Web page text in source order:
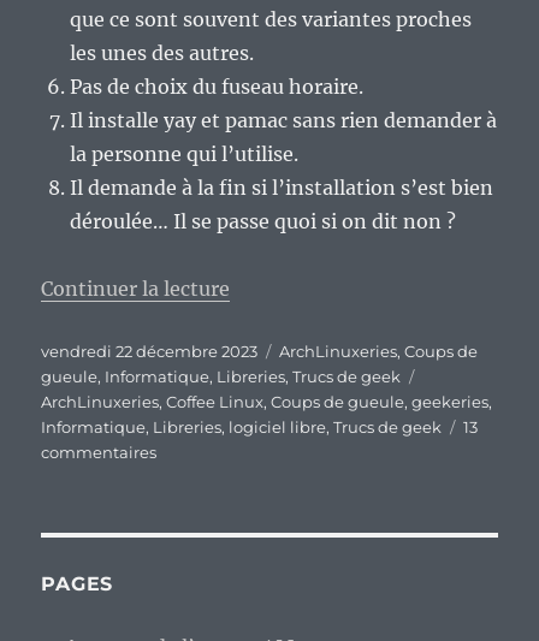
que ce sont souvent des variantes proches
les unes des autres.
Pas de choix du fuseau horaire.
Il installe yay et pamac sans rien demander à
la personne qui l’utilise.
Il demande à la fin si l’installation s’est bien
déroulée… Il se passe quoi si on dit non ?
Continuer la lecture
Publié
le
vendredi 22 décembre 2023 Catégories
ArchLinuxeries,Coups de
gueule, Informatique, Libreries,Trucs de geek
ArchLinuxeries,Coffee Linux,Coups de gueule,geekeries,
Informatique, Libreries, logiciel libre,Trucs de geek
13
commentairessur
PAGES